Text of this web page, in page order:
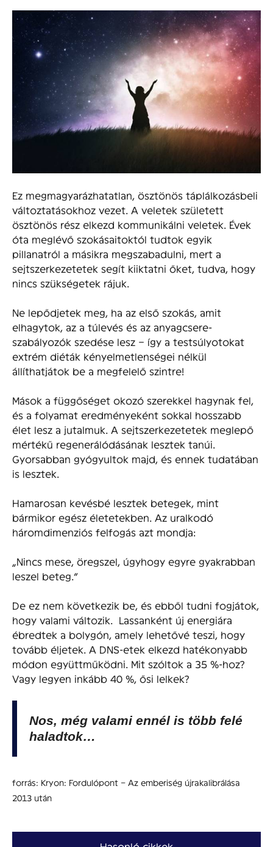
Ez megmagyarázhatatlan, ösztönös táplálkozásbeli
változtatásokhoz vezet. A veletek született
ösztönös rész elkezd kommunikálni veletek. Évek
óta meglévő szokásaitoktól tudtok egyik
pillanatról a másikra megszabadulni, mert a
sejtszerkezetetek segít kiiktatni őket, tudva, hogy
nincs szükségetek rájuk.
Ne lepődjetek meg, ha az első szokás, amit
elhagytok, az a túlevés és az anyagcsere-
szabályozók szedése lesz – így a testsúlyotokat
extrém diéták kényelmetlenségei nélkül
állíthatjátok be a megfelelő szintre!
Mások a függőséget okozó szerekkel hagynak fel,
és a folyamat eredményeként sokkal hosszabb
élet lesz a jutalmuk. A sejtszerkezetetek meglepő
mértékű regenerálódásának lesztek tanúi.
Gyorsabban gyógyultok majd, és ennek tudatában
is lesztek.
Hamarosan kevésbé lesztek betegek, mint
bármikor egész életetekben. Az uralkodó
háromdimenziós felfogás azt mondja:
„Nincs mese, öregszel, úgyhogy egyre gyakrabban
leszel beteg.”
De ez nem következik be, és ebből tudni fogjátok,
hogy valami változik. Lassanként új energiára
ébredtek a bolygón, amely lehetővé teszi, hogy
tovább éljetek. A DNS-etek elkezd hatékonyabb
módon együttműködni. Mit szóltok a 35 %-hoz?
Vagy legyen inkább 40 %, ősi lelkek?
Nos, még valami ennél is több felé
haladtok…
forrás: Kryon: Fordulópont – Az emberiség újrakalibrálása
2013 után